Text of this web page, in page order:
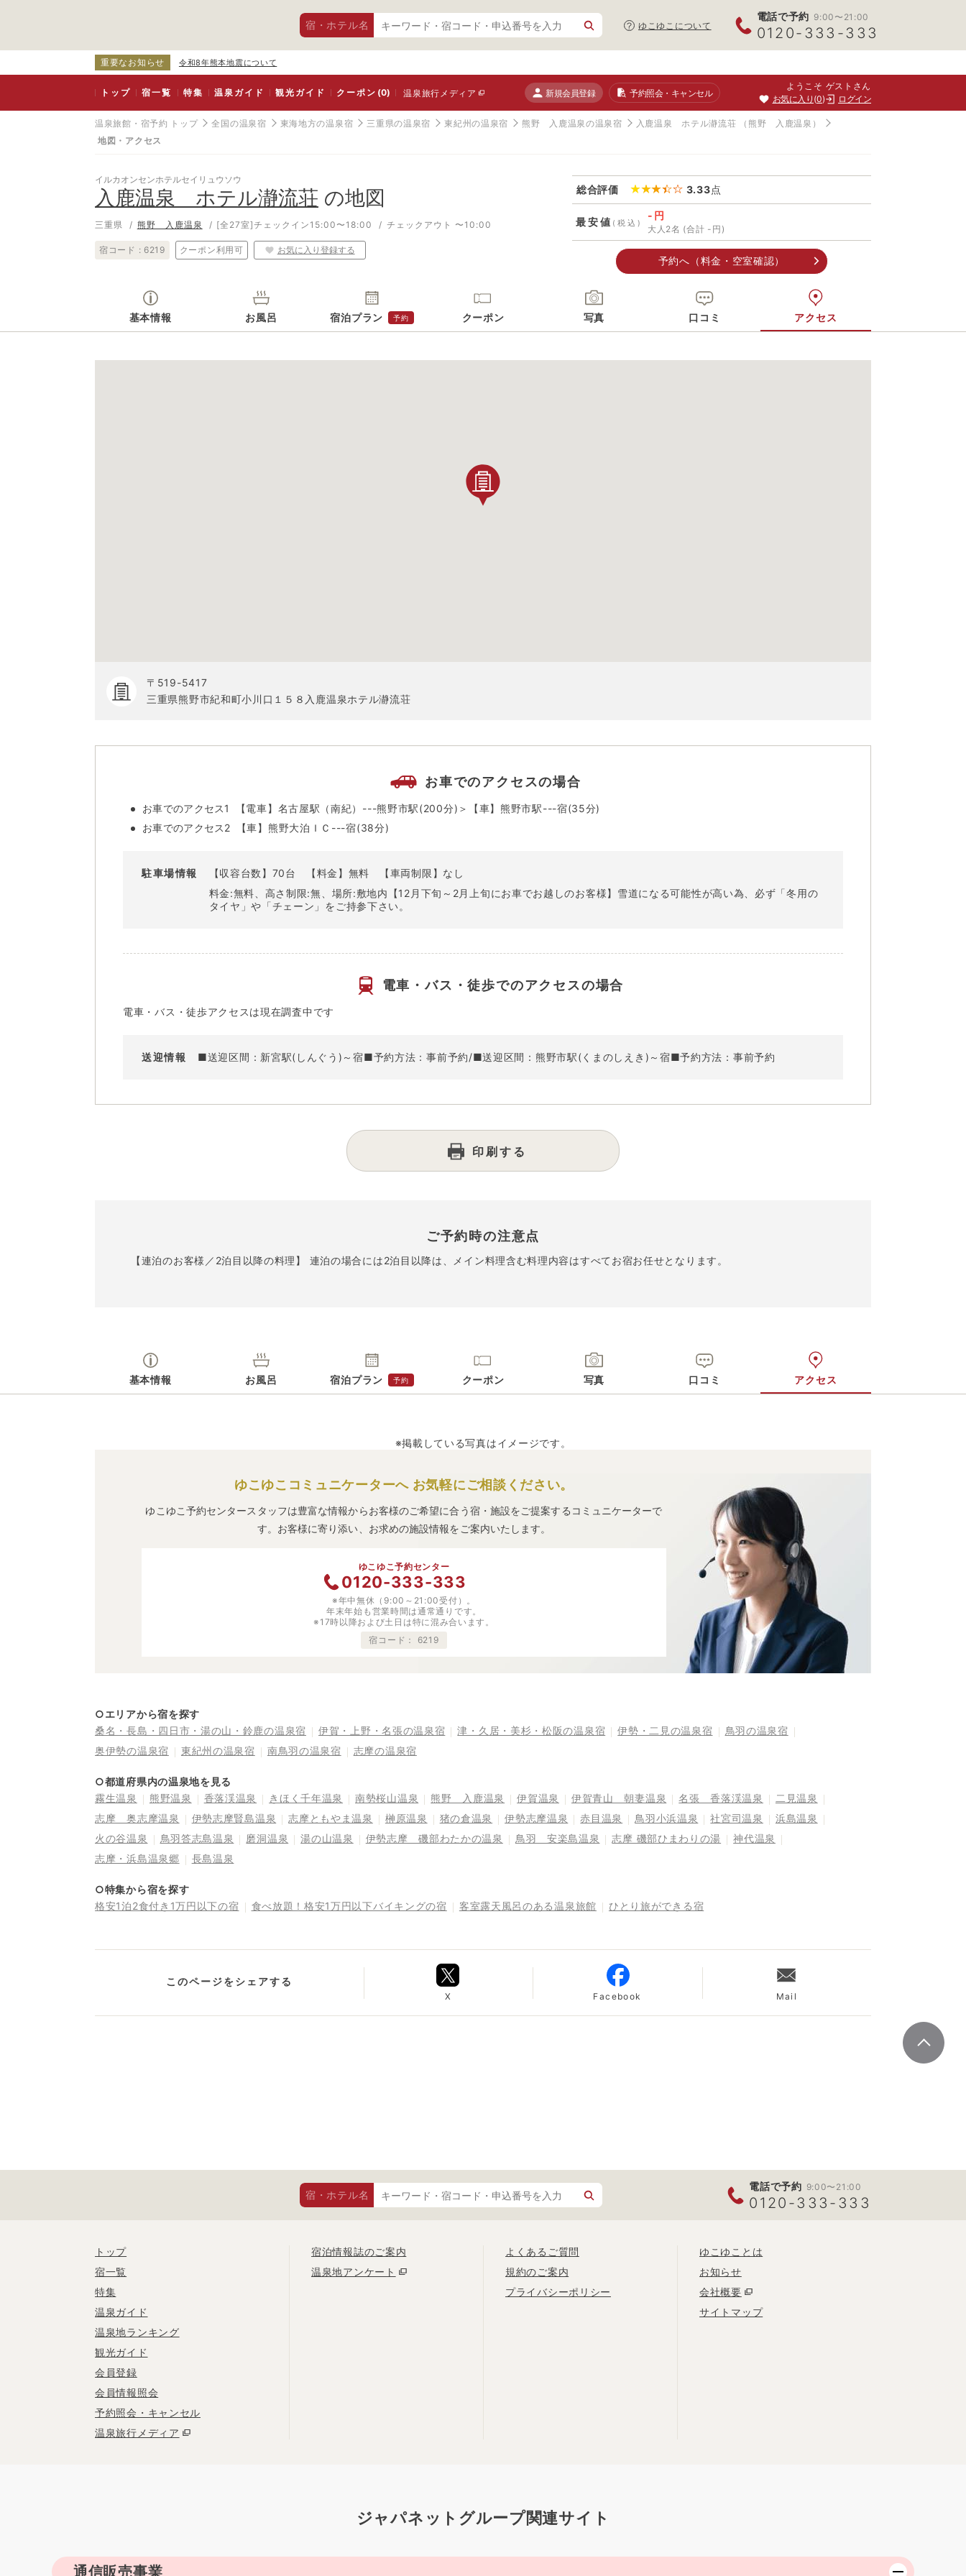
宿・ホテル名 ゆこゆこについて
電話で予約 9:00〜21:00
0120-333-333
重要なお知らせ 令和8年熊本地震について
トップ 宿一覧 特集 温泉ガイド 観光ガイド クーポン(0) 温泉旅行メディア 新規会員登録 予約照会・キャンセル
ようこそ ゲストさん
お気に入り 0 ログイン
温泉旅館・宿予約 トップ 全国の温泉宿 東海地方の温泉宿 三重県の温泉宿 東紀州の温泉宿 熊野 入鹿温泉の温泉宿 入鹿温泉 ホテル瀞流荘
（熊野 入鹿温泉）
地図・アクセス
イルカオンセンホテルセイリュウソウ
入鹿温泉 ホテル瀞流荘 の地図
三重県 熊野 入鹿温泉 [全27室]チェックイン15:00〜18:00 チェックアウト 〜10:00
宿コード : 6219 クーポン利用可 お気に入り登録する
総合評価 3.33点
最安値 (税込)
-円
大人2名 (合計 -円)
予約へ（料金・空室確認）
基本情報 お風呂 宿泊プラン 予約 クーポン 写真 口コミ アクセス
〒519-5417
三重県熊野市紀和町小川口１５８入鹿温泉ホテル瀞流荘
お車でのアクセスの場合
お車でのアクセス1
【電車】名古屋駅（南紀）---熊野市駅(200分)＞【車】熊野市駅---宿(35分)
お車でのアクセス2
【車】熊野大泊ＩＣ---宿(38分)
駐車場情報 【収容台数】70台 【料金】無料
【車両制限】なし
料金:無料、高さ制限:無、場所:敷地内【12月下旬～2月上旬にお車でお越しのお客様】雪道になる可能性が高い為、必ず「冬用の
タイヤ」や「チェーン」をご持参下さい。
電車・バス・徒歩でのアクセスの場合
電車・バス・徒歩アクセスは現在調査中です
送迎情報 ■送迎区間：新宮駅(しんぐう)～宿■予約方法：事前予約/■送迎区間：熊野市駅(くまのしえき)～宿■予約方法：事前予約
印刷する
ご予約時の注意点
【連泊のお客様／2泊目以降の料理】 連泊の場合には2泊目以降は、メイン料理含む料理内容はすべてお宿お任せとなります。
基本情報 お風呂 宿泊プラン 予約 クーポン 写真 口コミ アクセス
※掲載している写真はイメージです。
ゆこゆこコミュニケーターへ お気軽にご相談ください。
ゆこゆこ予約センタースタッフは豊富な情報からお客様のご希望に合う宿・施設をご提案するコミュニケーターで
す。お客様に寄り添い、お求めの施設情報をご案内いたします。
ゆこゆこ予約センター
0120-333-333
※年中無休（9:00～21:00受付）。
年末年始も営業時間は通常通りです。
※17時以降および土日は特に混み合います。
宿コード： 6219
○エリアから宿を探す
桑名・長島・四日市・湯の山・鈴鹿の温泉宿
伊賀・上野・名張の温泉宿 津・久居・美杉・松阪の温泉宿 伊勢・二見の温泉宿
鳥羽の温泉宿
奥伊勢の温泉宿
東紀州の温泉宿 南鳥羽の温泉宿 志摩の温泉宿
○都道府県内の温泉地を見る
霧生温泉
熊野温泉 香落渓温泉 きほく千年温泉 南勢桜山温泉 熊野 入鹿温泉 伊賀温泉 伊賀青山 朝妻温泉 名張 香落渓温泉
二見温泉
志摩 奥志摩温泉
伊勢志摩賢島温泉 志摩ともやま温泉 榊原温泉 猪の倉温泉 伊勢志摩温泉 赤目温泉 鳥羽小浜温泉 社宮司温泉
浜島温泉
火の谷温泉
鳥羽答志島温泉 磨洞温泉 湯の山温泉 伊勢志摩 磯部わたかの温泉 鳥羽 安楽島温泉 志摩 磯部ひまわりの湯
神代温泉
志摩・浜島温泉郷
長島温泉
○特集から宿を探す
格安1泊2食付き1万円以下の宿
食べ放題！格安1万円以下バイキングの宿 客室露天風呂のある温泉旅館 ひとり旅ができる宿
このページをシェアする
X Facebook Mail
宿・ホテル名
電話で予約 9:00〜21:00
0120-333-333
トップ
宿一覧
特集
温泉ガイド
温泉地ランキング
観光ガイド
会員登録
会員情報照会
予約照会・キャンセル
温泉旅行メディア
宿泊情報誌のご案内
温泉地アンケート
よくあるご質問
規約のご案内
プライバシーポリシー
ゆこゆことは
お知らせ
会社概要
サイトマップ
ジャパネットグループ関連サイト
通信販売事業